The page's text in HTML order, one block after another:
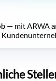
— mit ARWA